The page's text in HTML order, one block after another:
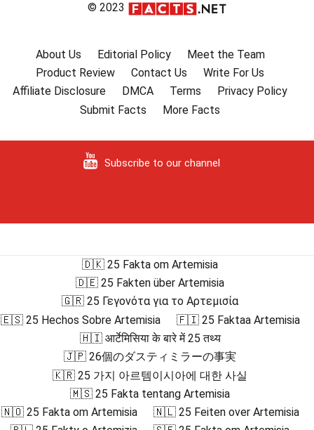
© 2023
About Us Editorial Policy
Meet the Team
Product Review
Contact Us
Write For Us
Affiliate Disclosure
DMCA Terms
Privacy Policy
Submit Facts
More Facts
Subscribe to our channel
🇩🇰 25 Fakta om Artemisia
🇩🇪 25 Fakten über Artemisia
🇬🇷 25 Γεγονότα για το Αρτεμισία
🇪🇸 25 Hechos Sobre Artemisia
🇫🇮 25 Faktaa Artemisia
🇭🇮 आर्टेमिसिया के बारे में 25 तथ्य
🇯🇵 26個のダスティミラーの事実
🇰🇷 25 가지 아르템이시아에 대한 사실
🇲🇸 25 Fakta tentang Artemisia
🇳🇴 25 Fakta om Artemisia
🇳🇱 25 Feiten over Artemisia